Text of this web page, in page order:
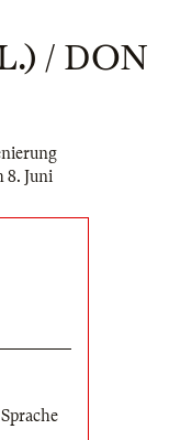
/ DON
8. Juni